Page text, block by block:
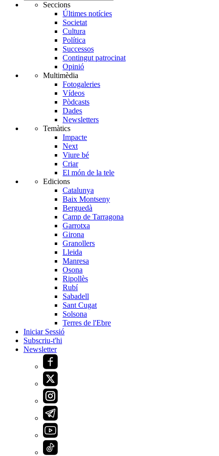
Seccions
Últimes notícies
Societat
Cultura
Política
Successos
Contingut patrocinat
Opinió
Multimèdia
Fotogaleries
Vídeos
Pòdcasts
Dades
Newsletters
Temàtics
Impacte
Next
Viure bé
Criar
El món de la tele
Edicions
Catalunya
Baix Montseny
Berguedà
Camp de Tarragona
Garrotxa
Girona
Granollers
Lleida
Manresa
Osona
Ripollès
Rubí
Sabadell
Sant Cugat
Solsona
Terres de l'Ebre
Iniciar Sessió
Subscriu-t'hi
Newsletter